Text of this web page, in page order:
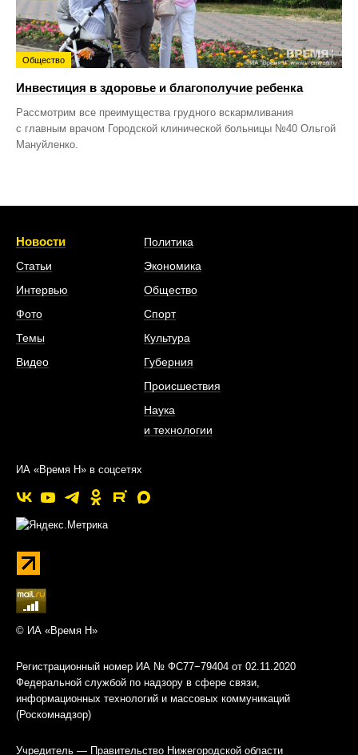
Общество
Инвестиция в здоровье и благополучие ребенка
Рассмотрим все преимущества грудного вскармливания
с главным врачом Городской клинической больницы №40 Ольгой
Мануйленко.
Новости
Статьи
Интервью
Фото
Темы
Видео
Политика
Экономика
Общество
Спорт
Культура
Губерния
Происшествия
Наука
и технологии
ИА «Время Н» в соцсетях
© ИА «Время Н»
Регистрационный номер ИА № ФС77−79404 от 02.11.2020
Федеральной службой по надзору в сфере связи,
информационных технологий и массовых коммуникаций
(Роскомнадзор)
Учредитель — Правительство Нижегородской области